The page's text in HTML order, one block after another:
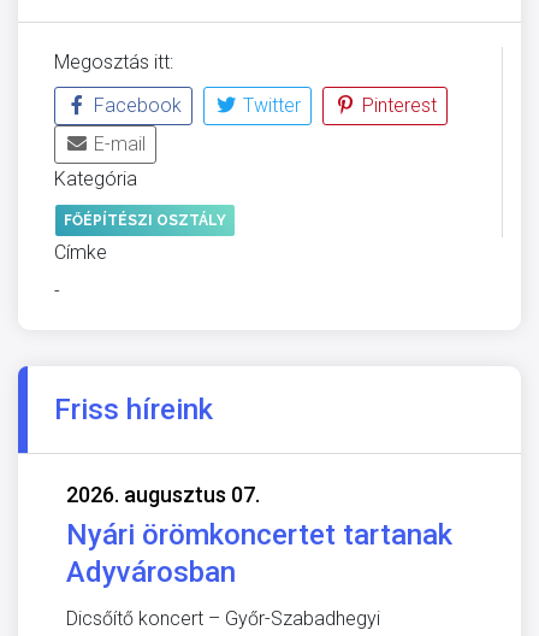
Megosztás itt:
Facebook
Twitter
Pinterest
E-mail
Kategória
FŐÉPÍTÉSZI OSZTÁLY
Címke
-
Friss híreink
2026. augusztus 07.
Nyári örömkoncertet tartanak
Adyvárosban
Dicsőítő koncert – Győr-Szabadhegyi